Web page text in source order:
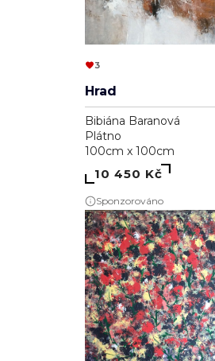
3
Hrad
Bibiána Baranová
Plátno
100cm x 100cm
10 450 Kč
Sponzorováno